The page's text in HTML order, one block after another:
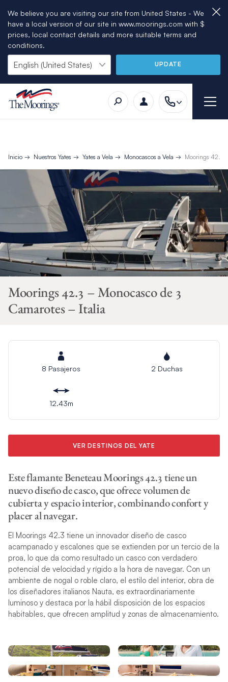
We believe you are visiting our site from United States - We
have a local version of our site in www.moorings.com with $
prices, local contact details and more suitable terms and
conditions.
UPDATE
Inicio Nuestros Yates Yates a Vela Monocascos a Vela Moorings 42.3
Moorings 42.3 – Monocasco de 3
Camarotes – Italia
8 Pasajeros 2 Duchas
12.43m
VER DESTINOS DEL YATE
Este flamante Beneteau Moorings 42.3 tiene un
nuevo diseño de casco, que ofrece volumen de
cubierta y espacio interior, combinando confort y
placer al navegar.
El Moorings 42.3 tiene un innovador diseño de casco
acampanado y escalones que se extienden por un tercio de la
proa, lo que da como resultado un casco con verdadero
potencial de velocidad y rígido a la hora de navegar. Con un
ambiente de nogal o roble claro, el estilo del interior, obra de
los diseñadores italianos Nauta, es extraordinariamente
luminoso y destaca por la hábil disposición de los espacios
habitables, que ofrecen amplitud y zonas de almacenamiento.